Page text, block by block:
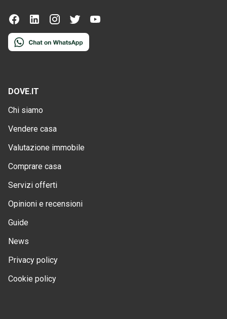
DOVE.IT
Chi siamo
Vendere casa
Valutazione immobile
Comprare casa
Servizi offerti
Opinioni e recensioni
Guide
News
Privacy policy
Cookie policy